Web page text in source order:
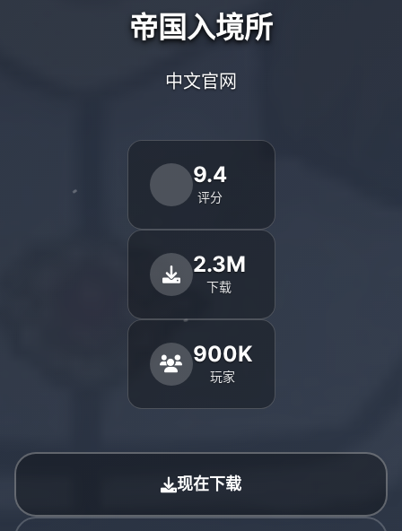
帝国入境所
中文官网
9.4
评分
2.3M
下载
900K
玩家
现在下载